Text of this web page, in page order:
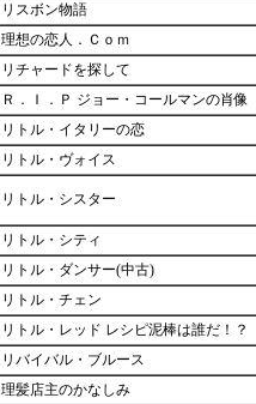
リスボン物語
理想の恋人．Ｃｏｍ
リチャードを探して
Ｒ．Ｉ．Ｐ ジョー・コールマンの肖像
リトル・イタリーの恋
リトル・ヴォイス
リトル・シスター
リトル・シティ
リトル・ダンサー(中古)
リトル・チェン
リトル・レッド レシピ泥棒は誰だ！？
リバイバル・ブルース
理髪店主のかなしみ